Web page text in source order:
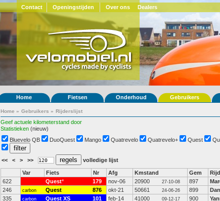
Contact Openingstijden Over ons Dealers
Home Fietsen Onderhoud Gebruikers
Home » Gebruikers » Rijderslijst
Geef actuele kilometerstand door
Statistieken (nieuw)
Bluevelo QB DuoQuest Mango Quatrevelo Quatrevelo+ Quest
<< < > >> volledige lijst
Var Fiets Nr Afg Kmstand Gem
622
Quest* 179 nov-06 20900 27-10-08 897
246
carbon Quest 876 okt-21 50661 24-06-26 899
335
carbon Quest XS 101 feb-14 41000 09-12-17 900